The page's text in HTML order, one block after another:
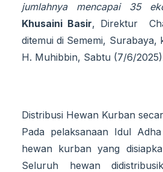
jumlahnya mencapai 35
Khusaini Basir, Direktur
ditemui di Sememi, Surabaya,
H. Muhibbin, Sabtu (7/6/
Distribusi Hewan Kurban
Pada pelaksanaan Idul
hewan kurban yang
Seluruh hewan